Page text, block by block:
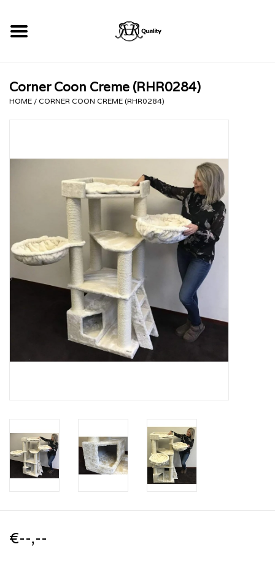
RHRQuality Krabpalen
Corner Coon Creme (RHR0284)
HOME / CORNER COON CREME (RHR0284)
€--,--